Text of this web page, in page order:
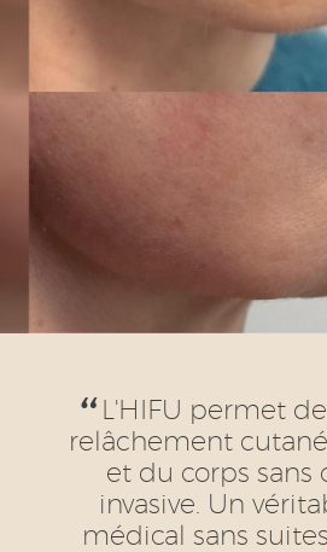
L'HIFU permet
relâchement
et du corps sans
invasive. Un
médical sans